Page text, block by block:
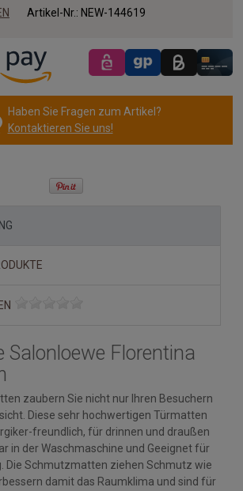
Artikel-Nr.: NEW-144619
Haben Sie Fragen zum Artikel?
Kontaktieren Sie uns!
Salonloewe Florentina
zaubern Sie nicht nur Ihren Besuchern
Diese sehr hochwertigen Türmatten
freundlich, für drinnen und draußen
in der Waschmaschine und Geeignet für
Die Schmutzmatten ziehen Schmutz wie
damit das Raumklima und sind für